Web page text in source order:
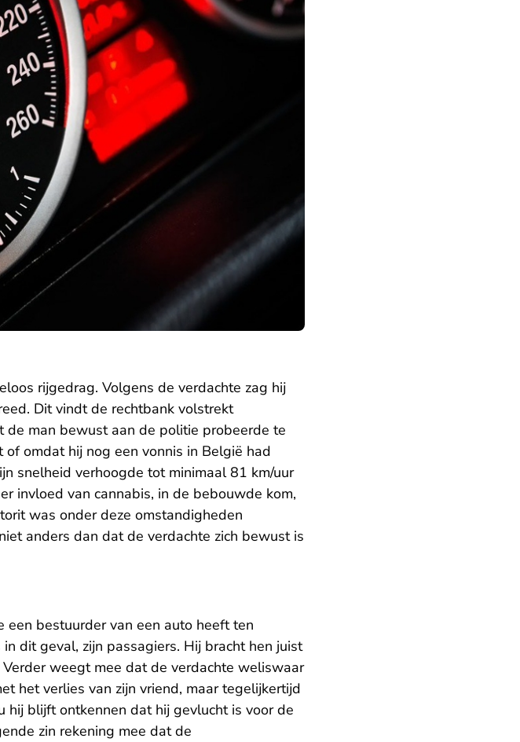
rijgedrag. Volgens de verdachte zag hij
Dit vindt de rechtbank volstrekt
man bewust aan de politie probeerde te
omdat hij nog een vonnis in België had
snelheid verhoogde tot minimaal 81 km/uur
invloed van cannabis, in de bebouwde kom,
was onder deze omstandigheden
anders dan dat de verdachte zich bewust is
bestuurder van een auto heeft ten
dit geval, zijn passagiers. Hij bracht hen juist
weegt mee dat de verdachte weliswaar
het verlies van zijn vriend, maar tegelijkertijd
blijft ontkennen dat hij gevlucht is voor de
zin rekening mee dat de